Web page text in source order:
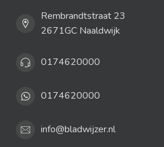
Rembrandtstraat 23
2671GC Naaldwijk
0174620000
0174620000
info@bladwijzer.nl